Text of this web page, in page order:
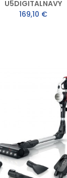
U5DIGITALNAVY
169,10 €